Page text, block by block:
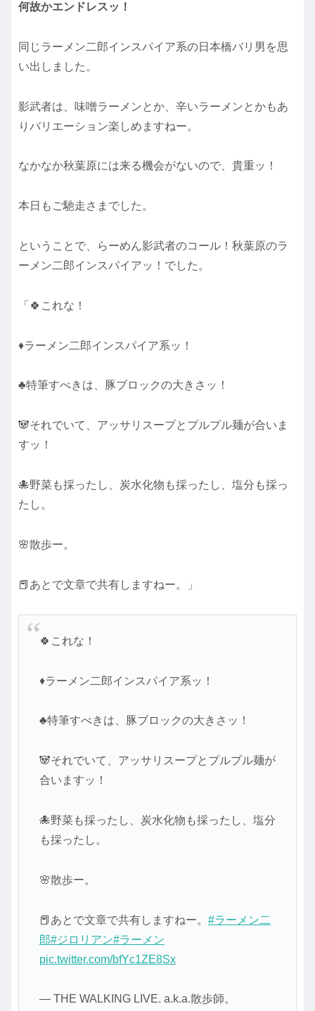
何故かエンドレスッ！
同じラーメン二郎インスパイア系の日本橋バリ男を思
い出しました。
影武者は、味噌ラーメンとか、辛いラーメンとかもあ
りバリエーション楽しめますねー。
なかなか秋葉原には来る機会がないので、貴重ッ！
本日もご馳走さまでした。
ということで、らーめん影武者のコール！秋葉原のラ
ーメン二郎インスパイアッ！でした。
「🍀これな！
♦ラーメン二郎インスパイア系ッ！
♣特筆すべきは、豚ブロックの大きさッ！
🐼それでいて、アッサリスープとプルプル麺が合いま
すッ！
🐙野菜も採ったし、炭水化物も採ったし、塩分も採っ
たし。
🌸散歩ー。
📕あとで文章で共有しますねー。」
🍀これな！
♦ラーメン二郎インスパイア系ッ！
♣特筆すべきは、豚ブロックの大きさッ！
🐼それでいて、アッサリスープとプルプル麺が
合いますッ！
🐙野菜も採ったし、炭水化物も採ったし、塩分
も採ったし。
🌸散歩ー。
📕あとで文章で共有しますねー。 #ラーメン二
郎#ジロリアン#ラーメン
pic.twitter.com/bfYc1ZE8Sx
— THE WALKING LIVE. a.k.a.散歩師。